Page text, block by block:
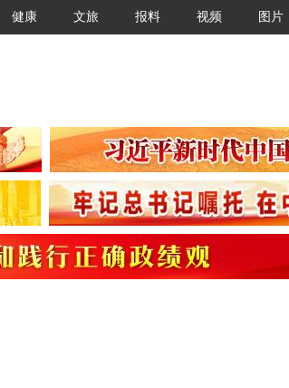
健康 文旅 报料 视频 图片